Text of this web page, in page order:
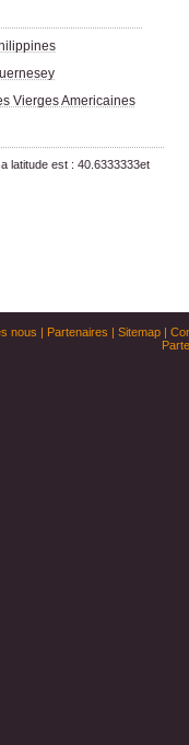
Vierges Americaines
latitude est : 40.6333333et
nous | Partenaires | Sitemap|